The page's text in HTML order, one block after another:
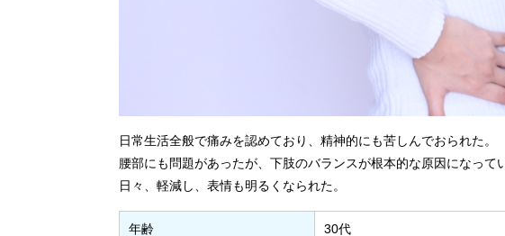
日常生活全般で痛みを認めており、精神的にも苦しんでおられた。
腰部にも問題があったが、下肢のバランスが根本的な原因になっ
日々、軽減し、表情も明るくなられた。
年齢 30代